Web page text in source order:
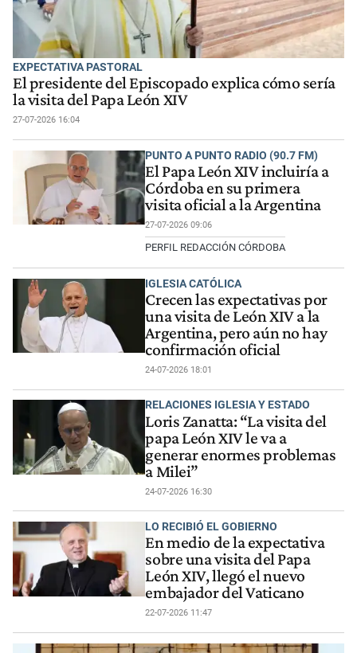
EXPECTATIVA PASTORAL
El presidente del Episcopado explica cómo sería
la visita del Papa León XIV
27-07-2026 16:04
PUNTO A PUNTO RADIO (90.7 FM)
El Papa León XIV incluiría a
Córdoba en su primera
visita oficial a la Argentina
27-07-2026 09:06
PERFIL REDACCIÓN CÓRDOBA
IGLESIA CATÓLICA
Crecen las expectativas por
una visita de León XIV a la
Argentina, pero aún no hay
confirmación oficial
24-07-2026 18:01
RELACIONES IGLESIA Y ESTADO
Loris Zanatta: “La visita del
papa León XIV le va a
generar enormes problemas
a Milei”
24-07-2026 16:30
LO RECIBIÓ EL GOBIERNO
En medio de la expectativa
sobre una visita del Papa
León XIV, llegó el nuevo
embajador del Vaticano
22-07-2026 11:47